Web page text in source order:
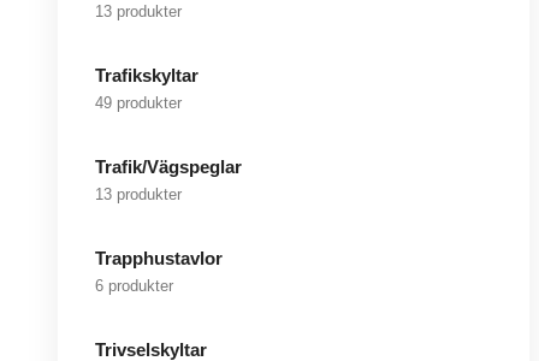
13 produkter
Trafikskyltar
49 produkter
Trafik/Vägspeglar
13 produkter
Trapphustavlor
6 produkter
Trivselskyltar